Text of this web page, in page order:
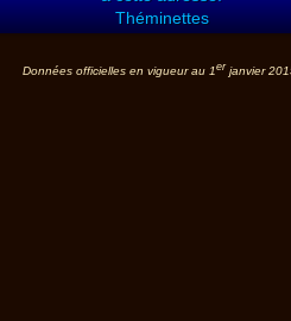
Théminettes
Données officielles en vigueur au 1er janvier